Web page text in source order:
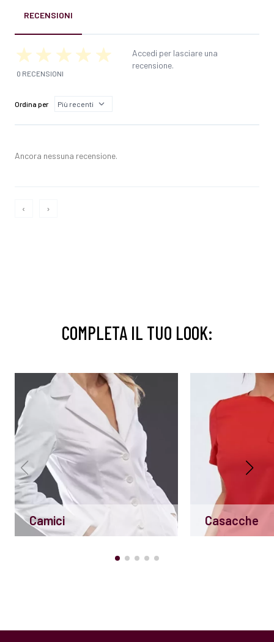
RECENSIONI
0 RECENSIONI
Accedi per lasciare una
recensione.
Ordina per
Ancora nessuna recensione.
‹ ›
COMPLETA IL TUO LOOK:
Camici Casacche